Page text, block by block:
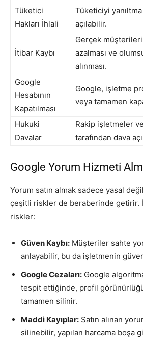
Tüketici
Hakları İhlali
Tüketiciyi
açılabilir.
İtibar Kaybı
Gerçek
azalması ve
alınması.
Google
Hesabının
Kapatılması
Google, işletme
veya tamamen
Hukuki
Davalar
Rakip işletmeler
tarafından dava
Google Yorum Hizmeti
Yorum satın almak sadece yasal
çeşitli riskler de beraberinde getirir.
riskler:
Güven Kaybı: Müşteriler sahte
anlayabilir, bu da işletmenin
Google Cezaları: Google
tespit ettiğinde, profil
tamamen silinir.
Maddi Kayıplar: Satın alınan
silinebilir, yapılan harcama boşa